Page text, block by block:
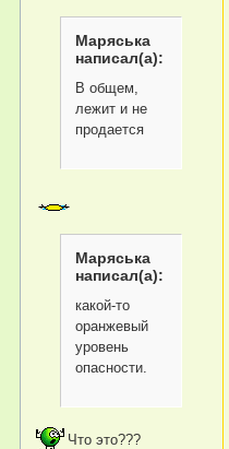
Маряська
написал(а):
В общем,
лежит и не
продается
Маряська
написал(а):
какой-то
оранжевый
уровень
опасности.
Что это???